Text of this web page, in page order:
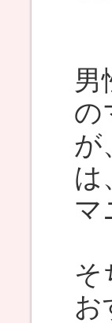
男
の
が
は
マ
そ
お